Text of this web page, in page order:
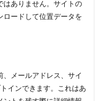
はありません。サイトの
ロードして位置データを
メールアドレス、サイ
インできます。これはあ